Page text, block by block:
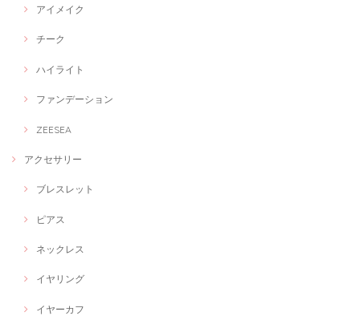
アイメイク
チーク
ハイライト
ファンデーション
ZEESEA
アクセサリー
ブレスレット
ピアス
ネックレス
イヤリング
イヤーカフ